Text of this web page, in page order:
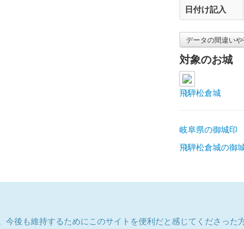
日付け記入
データの間違い
対象のお城
飛騨松倉城
岐阜県の御城印
飛騨松倉城の御
後も維持するためにこのサイトを便利だと感じてくださっ